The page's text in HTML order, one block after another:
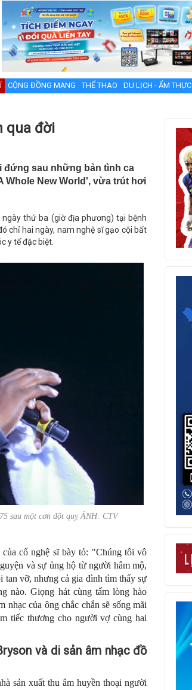
CỘNG ĐỒNG MẠNG THỂ THAO DU LỊCH - ẨM THỰC
qua đời
đứng sau những bản tình ca
Whole New World', vừa trút hơi
thứ ba (giờ địa phương) tại bệnh
chỉ hai ngày, nam nghệ sĩ gạo cội bất
y tế đặc biệt.
sau một cơn đột quỵ ẢNH: CTV
cố nghệ sĩ bày tỏ: "Chúng tôi vô
và sự ủng hộ từ người hâm mộ,
tan vỡ, nhưng cả gia đình tìm thấy sự
nào. Giọng hát cùng tấm lòng hào
nhạc của ông chắc chắn sẽ sống mãi
tiếc thương cho người vợ cùng hai
và di sản âm nhạc đồ
sản xuất thu âm huyền thoại người